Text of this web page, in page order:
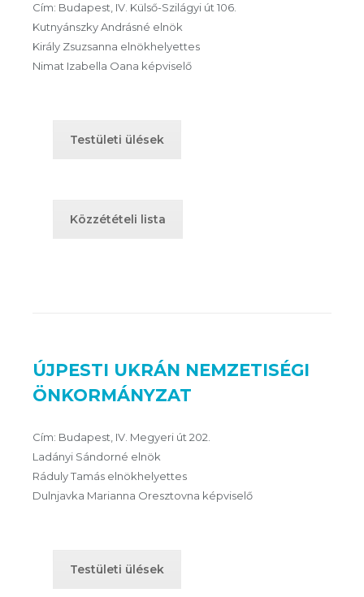
Cím: Budapest, IV. Külső-Szilágyi út 106.
Kutnyánszky Andrásné elnök
Király Zsuzsanna elnökhelyettes
Nimat Izabella Oana képviselő
Testületi ülések
Közzétételi lista
ÚJPESTI UKRÁN NEMZETISÉGI
ÖNKORMÁNYZAT
Cím: Budapest, IV. Megyeri út 202.
Ladányi Sándorné elnök
Ráduly Tamás elnökhelyettes
Dulnjavka Marianna Oresztovna képviselő
Testületi ülések